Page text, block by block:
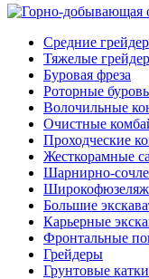
Средние
Тяжелые
Буровая фреза
Роторные
Волочильные
Очистные
Проходческие
Жесткорамные
Шарнирно-
Большие
Карьерные
Фронтальные
Грейдеры
Грунтовые катки